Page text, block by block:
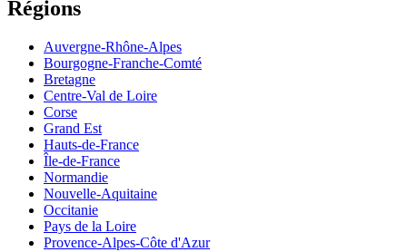
Régions
Auvergne-Rhône-Alpes
Bourgogne-Franche-Comté
Bretagne
Centre-Val de Loire
Corse
Grand Est
Hauts-de-France
Île-de-France
Normandie
Nouvelle-Aquitaine
Occitanie
Pays de la Loire
Provence-Alpes-Côte d'Azur